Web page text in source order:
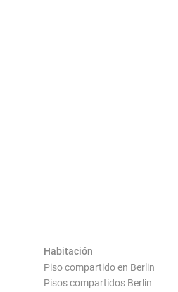
Habitación
Piso compartido en Berlin
Pisos compartidos Berlin